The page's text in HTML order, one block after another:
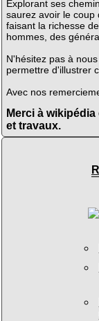
Explorant ses
saurez avoir le
faisant la richesse
hommes, des
N'hésitez pas à
permettre d'illustrer
Avec nos
Merci à
et travaux.